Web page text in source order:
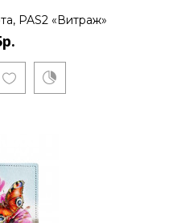
PAS2 «Витраж»